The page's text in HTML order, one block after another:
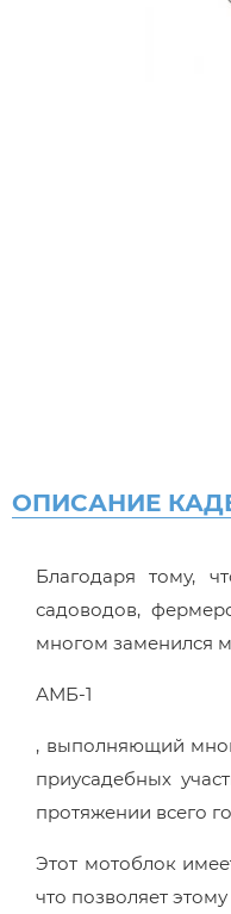
ОПИСАНИЕ
Благодаря тому,
садоводов,
многом заменился
АМБ-1
, выполняющий
приусадебных
протяжении всего
Этот мотоблок
что позволяет